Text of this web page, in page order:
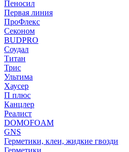
Пеносил
Первая линия
ПроФлекс
Секоном
BUDPRO
Соудал
Титан
Трис
Ультима
Хаусер
П плюс
Канцлер
Реалист
DOMOFOAM
GNS
Герметики, клеи, жидкие гвозди
Герметики